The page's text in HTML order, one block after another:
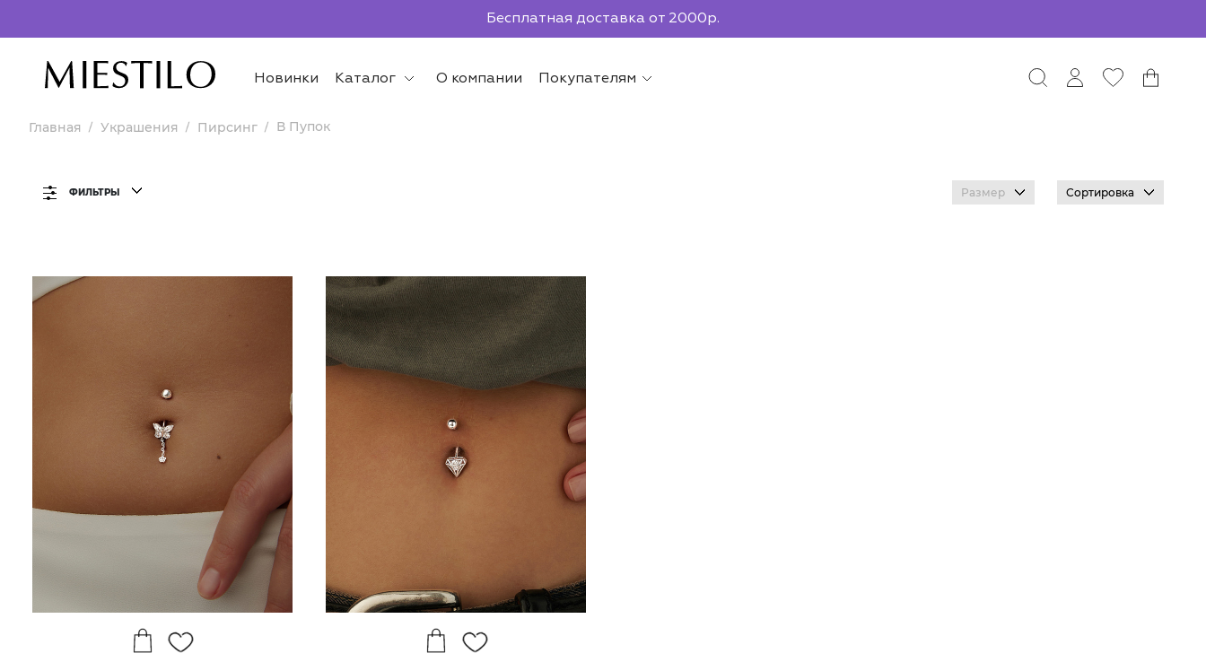
По всей России до ПВЗ СДЭК
Новинки Каталог О компании Покупателям
Главная Украшения Пирсинг В Пупок
ФИЛЬТРЫ Размер Сортировка